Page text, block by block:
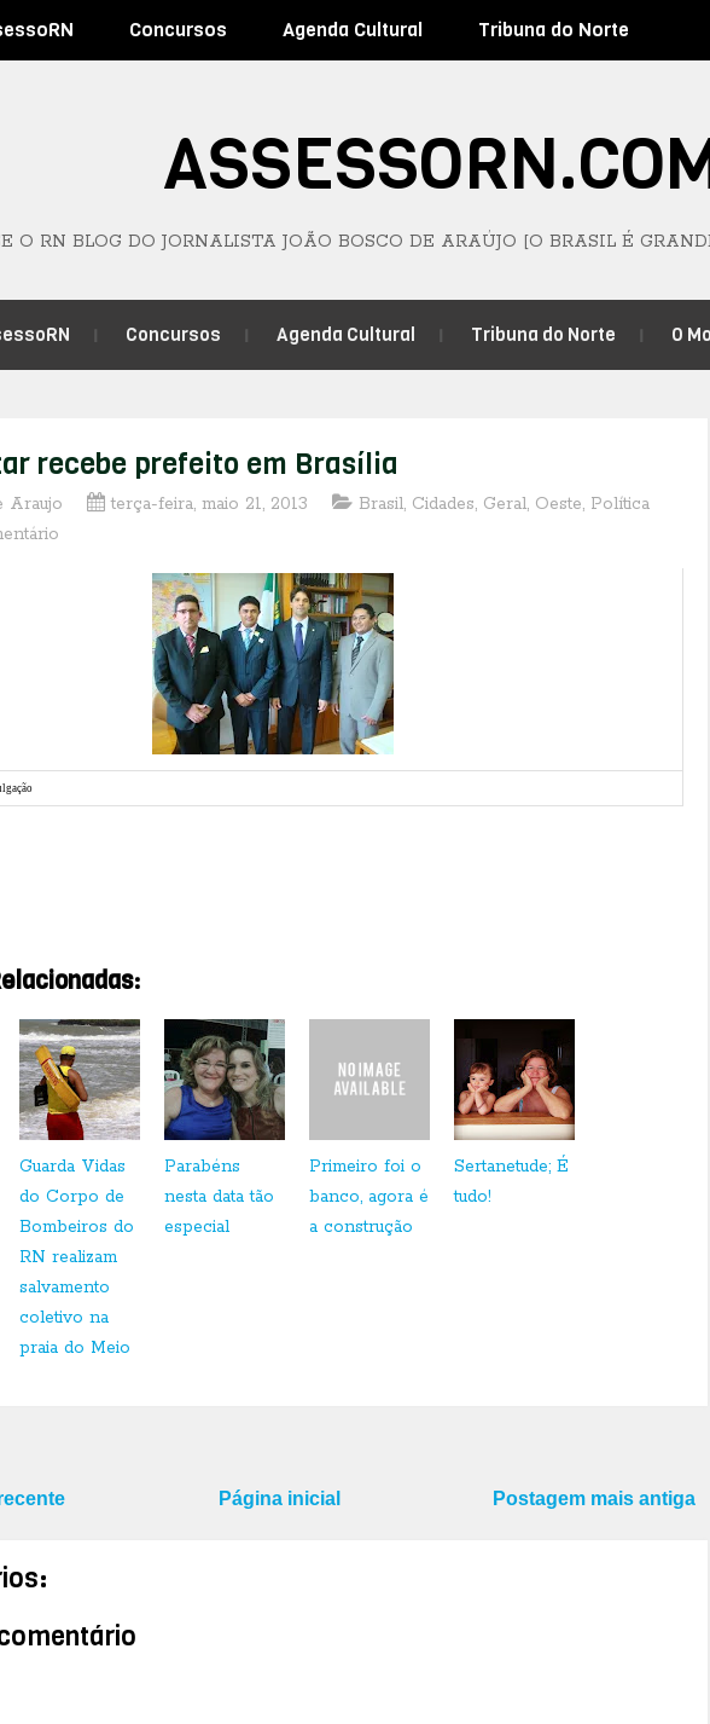
Concursos Agenda Cultural Tribuna do Norte
O RN BLOG DO JORNALISTA JOÃO BOSCO DE ARAÚJO [O BRASIL É
Concursos Agenda Cultural Tribuna do Norte O
recebe prefeito em Brasília
Araujo terça-feira, maio 21, 2013 Brasil, Cidades, Geral, Oeste, Política
Guarda Vidas
do Corpo de
Bombeiros do
RN realizam
salvamento
coletivo na
praia do Meio
Parabéns
nesta data tão
especial
Primeiro foi o
banco, agora é
a construção
Sertanetude; É
tudo!
Postagem mais antiga
Página inicial